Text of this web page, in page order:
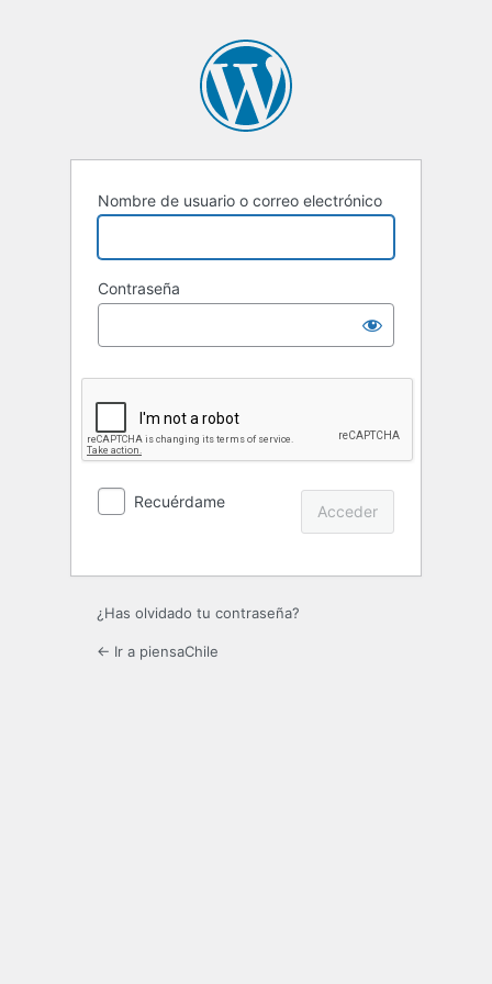
Nombre de usuario o correo electrónico
Contraseña
Recuérdame
¿Has olvidado tu contraseña?
← Ir a piensaChile